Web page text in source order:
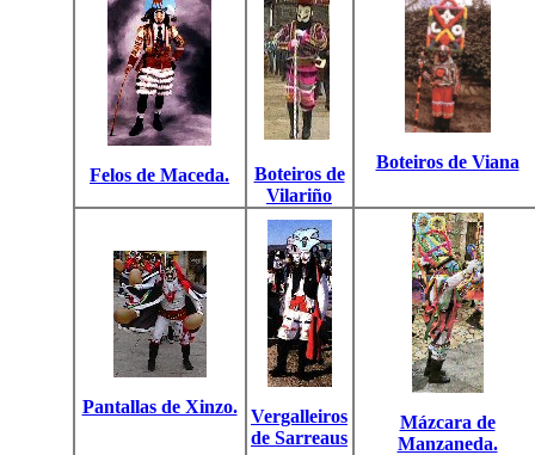
Felos de Maceda.
Boteiros de
Vilariño
Boteiros de Viana
Pantallas de Xinzo.
Vergalleiros
de Sarreaus
Mázcara de
Manzaneda.